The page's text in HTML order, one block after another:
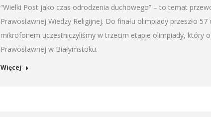
“Wielki Post jako czas odrodzenia duchowego” – to temat
Prawosławnej Wiedzy Religijnej. Do finału olimpiady przeszło
mikrofonem uczestniczyliśmy w trzecim etapie olimpiady, który
Prawosławnej w Białymstoku.
Więcej